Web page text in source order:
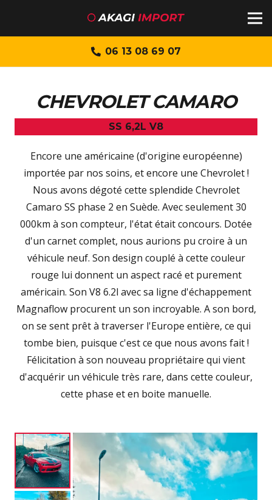
06 13 08 69 07
CHEVROLET CAMARO
SS 6,2L V8
Encore une américaine (d'origine européenne)
importée par nos soins, et encore une Chevrolet !
Nous avons dégoté cette splendide Chevrolet
Camaro SS phase 2 en Suède. Avec seulement 30
000km à son compteur, l'état était concours. Dotée
d'un carnet complet, nous aurions pu croire à un
véhicule neuf. Son design couplé à cette couleur
rouge lui donnent un aspect racé et purement
américain. Son V8 6.2l avec sa ligne d'échappement
Magnaflow procurent un son incroyable. A son bord,
on se sent prêt à traverser l'Europe entière, ce qui
tombe bien, puisque c'est ce que nous avons fait !
Félicitation à son nouveau propriétaire qui vient
d'acquérir un véhicule très rare, dans cette couleur,
cette phase et en boite manuelle.